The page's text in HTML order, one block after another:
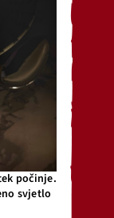
počinje.
svjetlo